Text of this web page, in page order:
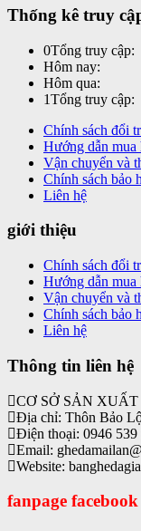
Thống kê truy
0Tổng truy cập:
Hôm nay:
Hôm qua:
1Tổng truy cập:
Chính sách đổi
Hướng dẫn mua
Vận chuyển và
Chính sách bảo
Liên hệ
giới thiệu
Chính sách đổi
Hướng dẫn mua
Vận chuyển và
Chính sách bảo
Liên hệ
Thông tin liên hệ
CƠ SỞ SẢN
Địa chỉ: Thôn Bảo
Điện thoại: 0946 539
Email:
Website:
fanpage facebook